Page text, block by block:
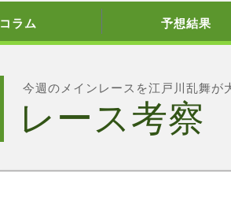
コラム 予想結果
今週のメインレースを江戸川乱舞が
レース考察